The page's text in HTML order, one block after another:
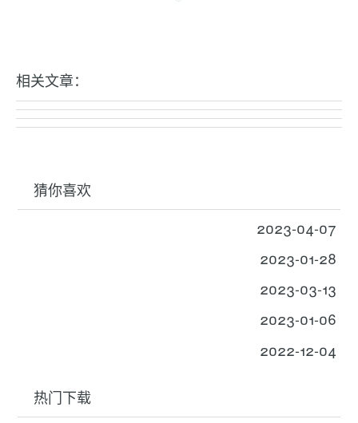
相关文章：
猜你喜欢
2023-04-07
2023-01-28
2023-03-13
2023-01-06
2022-12-04
热门下载